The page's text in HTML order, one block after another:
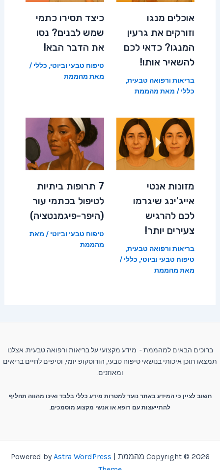
אוכלים מנגו
וזורקים את גרעין
המנגו? כדאי לכם
להשאיר אותו!
בריאות ורפואה טבעית,
כללי / מאת מהממת
כיצד תסירו כתמי
שמש לבנים? נסו
את הדבר הבא!
טיפוח טבעי וביוטי, כללי /
מאת מהממת
מזונות אנטי
אייג'ינג שיגרמו
לכם להרגיש
צעירים יותר!
בריאות ורפואה טבעית,
טיפוח טבעי וביוטי, כללי /
מאת מהממת
7 תרופות ביתיות
לטיפול בכתמי עור
(היפר-פיגמנטציה)
טיפוח טבעי וביוטי / מאת
מהממת
ברוכים הבאים למהממת - מידע מקצועי על בריאות ורפואה טבעית. אצלנו
תמצאו תוכן איכותי בנושאי טיפוח טבעי, הורוסקופ יומי, וטיפים לחיים בריאים
ומאוזנים.
חשוב לציין כי המידע באתר נועד למטרות מידע כללי בלבד ואינו מהווה תחליף
להתייעצות עם רופא או אנשי מקצוע מוסמכים.
Copyright © 2026 מהממת | Powered by
Astra WordPress